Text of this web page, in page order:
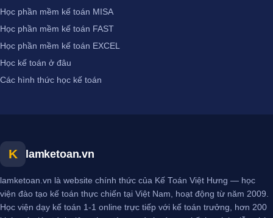
Học phần mềm kế toán MISA
Học phần mềm kế toán FAST
Học phần mềm kế toán EXCEL
Học kế toán ở đâu
Các hình thức học kế toán
K lamketoan.vn
lamketoan.vn là website chính thức của Kế Toán Việt Hưng — học
viện đào tạo kế toán thực chiến tại Việt Nam, hoạt động từ năm 2009.
Học viện dạy kế toán 1-1 online trực tiếp với kế toán trưởng, hơn 200